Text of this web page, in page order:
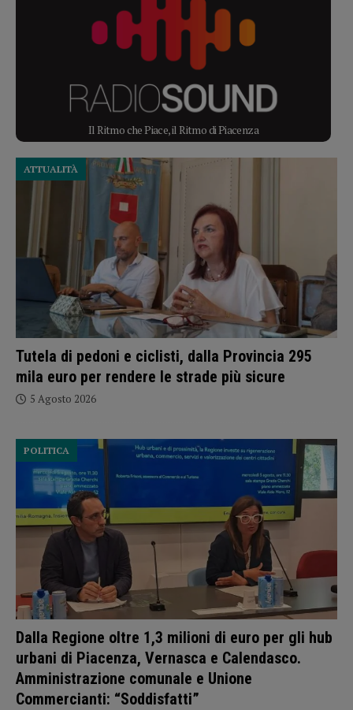
Il Ritmo che Piace, il Ritmo di Piacenza
Tutela di pedoni e ciclisti, dalla Provincia 295
mila euro per rendere le strade più sicure
ATTUALITÀ
5 Agosto 2026
Dalla Regione oltre 1,3 milioni di euro per gli hub
urbani di Piacenza, Vernasca e Calendasco.
Amministrazione comunale e Unione
Commercianti: “Soddisfatti”
POLITICA